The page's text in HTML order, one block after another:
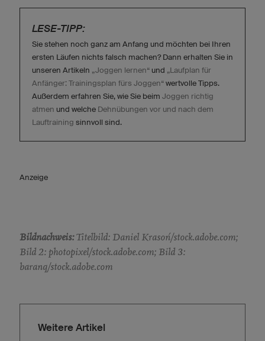
LESE-TIPP:
Sie stehen noch ganz am Anfang und möchten bei Ihren
ersten Läufen nichts falsch machen? Dann erhalten Sie in
unseren Artikeln „Joggen lernen“ und „Laufplan für
Anfänger: Trainingsplan fürs Joggen“ wertvolle Tipps.
Außerdem erfahren Sie, wie Sie beim Joggen richtig
atmen und welche Dehnübungen vor und nach dem
Lauftraining sinnvoll sind.
Anzeige
Bildnachweis:Titelbild: Daniel Krasoń/stock.adobe.com;
Bild 2: photopixel/stock.adobe.com; Bild 3:
baranq/stock.adobe.com
Weitere Artikel